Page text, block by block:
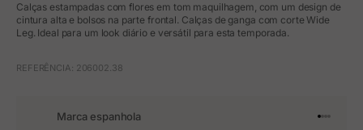
Calças estampadas com flores em tom maquilhagem, com um design de
cintura alta e bolsos na parte frontal. Calças de ganga com corte Wide
Leg. Ideal para um look diário e versátil para esta temporada.
REFERÊNCIA: 206002.38
Marca espanhola Ir para o
Ir para
Ir para
Ir para